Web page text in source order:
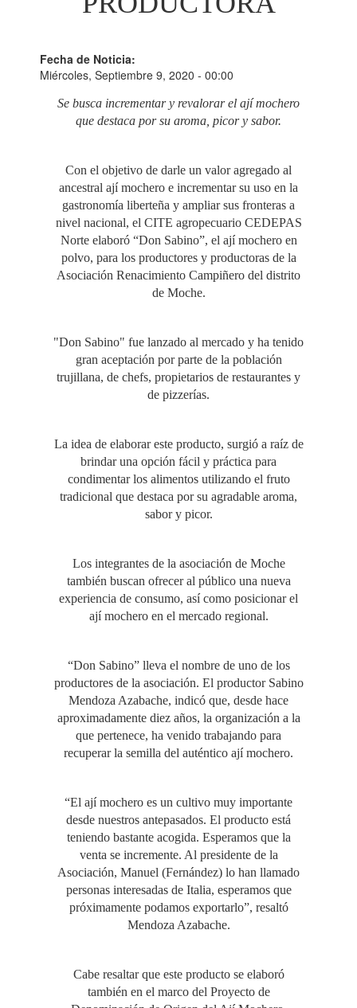
Fecha de Noticia:
Miércoles, Septiembre 9, 2020 - 00:00
Se busca incrementar y revalorar el ají mochero
que destaca por su aroma, picor y sabor.
Con el objetivo de darle un valor agregado al
ancestral ají mochero e incrementar su uso en la
gastronomía liberteña y ampliar sus fronteras a
nivel nacional, el CITE agropecuario CEDEPAS
Norte elaboró “Don Sabino”, el ají mochero en
polvo, para los productores y productoras de la
Asociación Renacimiento Campiñero del distrito
de Moche.
"Don Sabino" fue lanzado al mercado y ha tenido
gran aceptación por parte de la población
trujillana, de chefs, propietarios de restaurantes y
de pizzerías.
La idea de elaborar este producto, surgió a raíz de
brindar una opción fácil y práctica para
condimentar los alimentos utilizando el fruto
tradicional que destaca por su agradable aroma,
sabor y picor.
Los integrantes de la asociación de Moche
también buscan ofrecer al público una nueva
experiencia de consumo, así como posicionar el
ají mochero en el mercado regional.
“Don Sabino” lleva el nombre de uno de los
productores de la asociación. El productor Sabino
Mendoza Azabache, indicó que, desde hace
aproximadamente diez años, la organización a la
que pertenece, ha venido trabajando para
recuperar la semilla del auténtico ají mochero.
“El ají mochero es un cultivo muy importante
desde nuestros antepasados. El producto está
teniendo bastante acogida. Esperamos que la
venta se incremente. Al presidente de la
Asociación, Manuel (Fernández) lo han llamado
personas interesadas de Italia, esperamos que
próximamente podamos exportarlo”, resaltó
Mendoza Azabache.
Cabe resaltar que este producto se elaboró
también en el marco del Proyecto de